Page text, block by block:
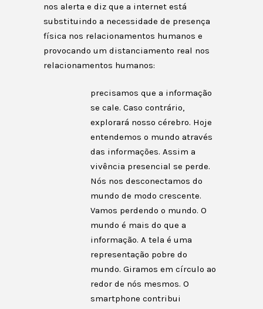
nos alerta e diz que a internet está
substituindo a necessidade de presença
física nos relacionamentos humanos e
provocando um distanciamento real nos
relacionamentos humanos:
precisamos que a informação
se cale. Caso contrário,
explorará nosso cérebro. Hoje
entendemos o mundo através
das informações. Assim a
vivência presencial se perde.
Nós nos desconectamos do
mundo de modo crescente.
Vamos perdendo o mundo. O
mundo é mais do que a
informação. A tela é uma
representação pobre do
mundo. Giramos em círculo ao
redor de nós mesmos. O
smartphone contribui